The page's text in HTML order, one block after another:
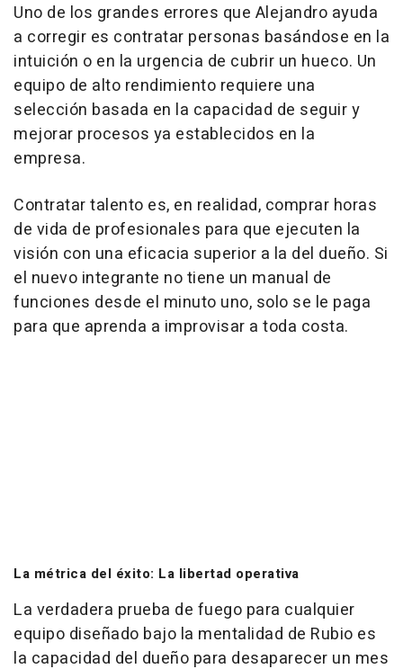
Uno de los grandes errores que Alejandro ayuda
a corregir es contratar personas basándose en la
intuición o en la urgencia de cubrir un hueco. Un
equipo de alto rendimiento requiere una
selección basada en la capacidad de seguir y
mejorar procesos ya establecidos en la
empresa.
Contratar talento es, en realidad, comprar horas
de vida de profesionales para que ejecuten la
visión con una eficacia superior a la del dueño. Si
el nuevo integrante no tiene un manual de
funciones desde el minuto uno, solo se le paga
para que aprenda a improvisar a toda costa.
La métrica del éxito: La libertad operativa
La verdadera prueba de fuego para cualquier
equipo diseñado bajo la mentalidad de Rubio es
la capacidad del dueño para desaparecer un mes